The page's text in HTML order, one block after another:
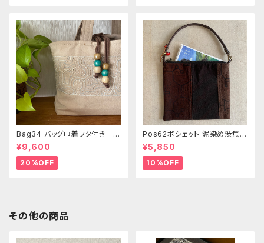
Bag34 バッグ巾着フタ付き 薄
いピンク系ベージュ シピボ族の
手刺繍シャーベットカラー
¥9,600
20%OFF
Pos62ポシェット 泥染め渋焦茶
ファスナーポーチ 20x18cm
渋い泥染めアレンジ 男性用小
物入れ 暇の付け替え可能
¥5,850
10%OFF
その他の商品